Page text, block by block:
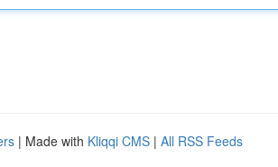
| Made with Kliqqi CMS | All RSS Feeds